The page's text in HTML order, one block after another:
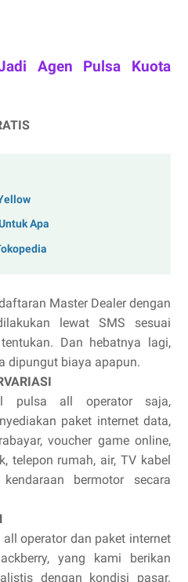
Agen Pulsa Kuota
Apa
Master Dealer dengan
lewat SMS sesuai
Dan hebatnya lagi,
dipungut biaya apapun.
pulsa all operator saja,
paket internet data,
voucher game online,
telepon rumah, air, TV kabel
bermotor secara
operator dan paket internet
yang kami berikan
dengan kondisi pasar.